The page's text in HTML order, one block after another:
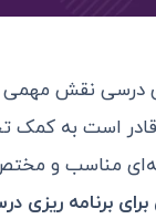
نقش مهمی
است به کمک
مناسب و
برنامه ریزی